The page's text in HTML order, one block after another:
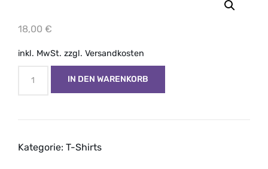
18,00 €
inkl. MwSt. zzgl. Versandkosten
IN DEN WARENKORB
Kategorie: T-Shirts